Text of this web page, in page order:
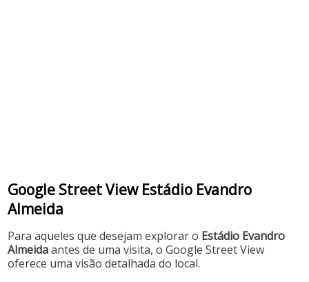
Google Street View Estádio Evandro
Almeida
Para aqueles que desejam explorar o Estádio Evandro
Almeidaantes de uma visita, o Google Street View
oferece uma visão detalhada do local.